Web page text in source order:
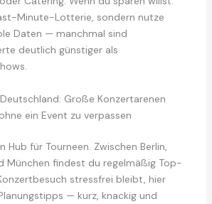
Minute-Lotterie, sondern nutze
Daten — manchmal sind
deutlich günstiger als
Große Konzertarenen
ein Event zu verpassen
Hub für Tourneen. Zwischen Berlin,
München findest du regelmäßig Top-
stressfrei bleibt, hier
— kurz, knackig und